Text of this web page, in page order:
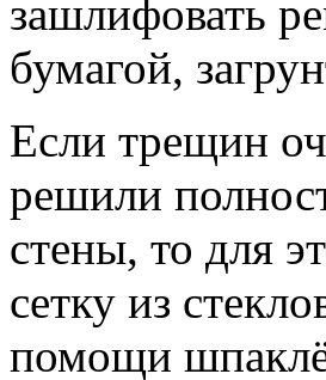
зашлифовать
бумагой,
Если трещин
решили
стены, то для
сетку из
помощи